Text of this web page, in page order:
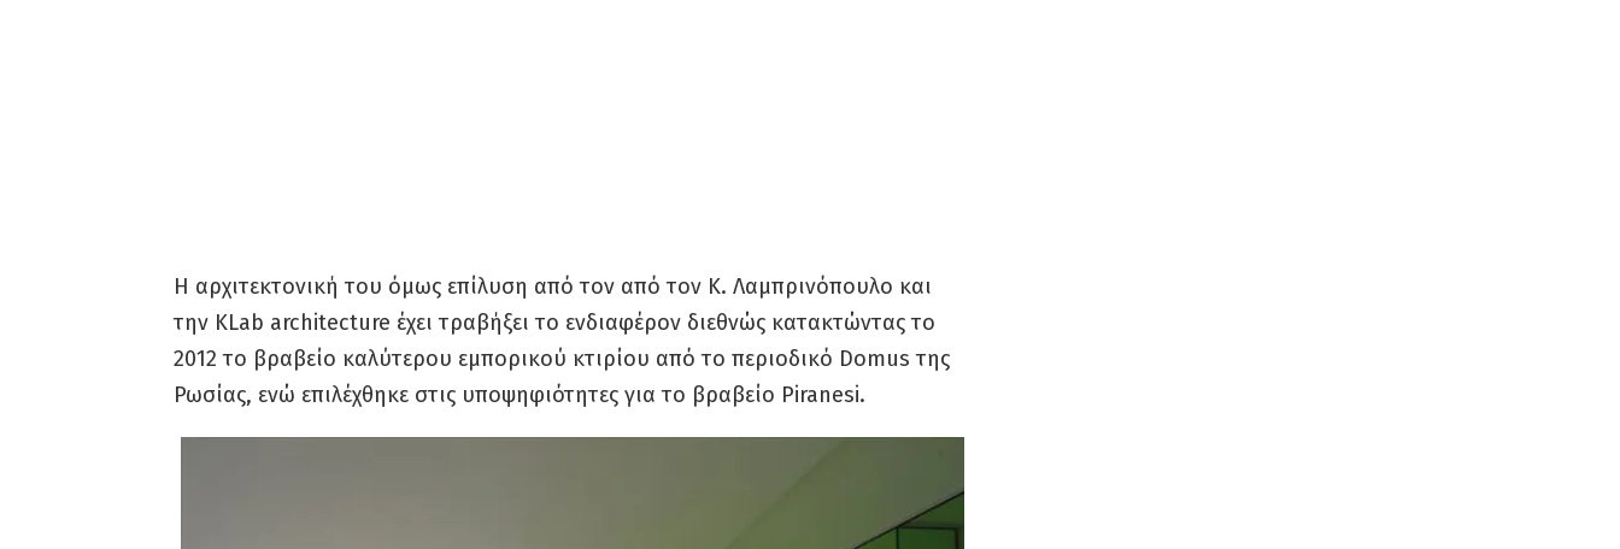
Η αρχιτεκτονική του όμως επίλυση από τον από τον Κ. Λαμπρινόπουλο και
την KLab architecture έχει τραβήξει το ενδιαφέρον διεθνώς κατακτώντας το
2012 το βραβείο καλύτερου εμπορικού κτιρίου από το περιοδικό Domus της
Ρωσίας, ενώ επιλέχθηκε στις υποψηφιότητες για το βραβείο Piranesi.